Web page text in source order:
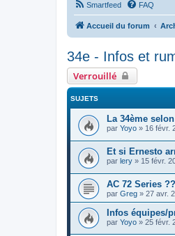
Smartfeed FAQ
Accueil du forum
34e - Infos et
Verrouillé
SUJETS
La 34ème
par Yoyo » 16 févr.
Et si Ernesto
par lery » 15 févr.
AC 72 Series
par Greg » 27 avr.
Infos équipes/
par Yoyo » 25 févr.